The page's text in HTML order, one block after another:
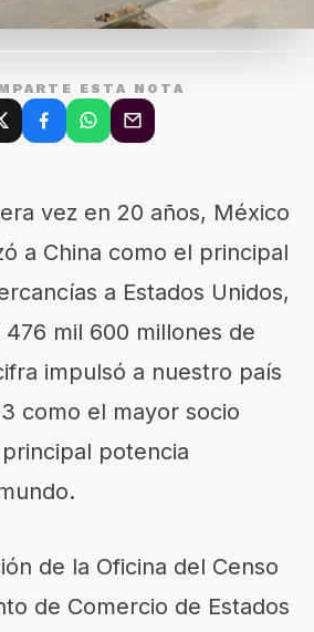
ESTA NOTA
vez en 20 años, México
a China como el principal
a Estados Unidos,
mil 600 millones de
impulsó a nuestro país
como el mayor socio
potencia
de la Oficina del Censo
de Comercio de Estados